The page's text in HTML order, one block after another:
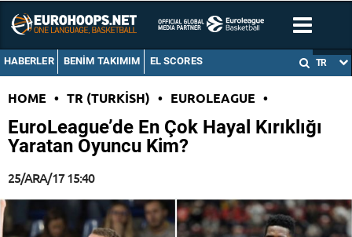
HABERLER BENIM TAKIMIM EL SCORES TR
HOME • TR (TURKISH) • EUROLEAGUE •
EuroLeague’de En Çok Hayal Kırıklığı
Yaratan Oyuncu Kim?
25/ARA/17 15:40